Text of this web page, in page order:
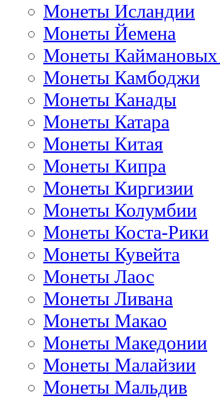
Монеты Исландии
Монеты Йемена
Монеты Каймановых
Монеты Камбоджи
Монеты Канады
Монеты Катара
Монеты Китая
Монеты Кипра
Монеты Киргизии
Монеты Колумбии
Монеты Коста-Рики
Монеты Кувейта
Монеты Лаос
Монеты Ливана
Монеты Макао
Монеты Македонии
Монеты Малайзии
Монеты Мальдив